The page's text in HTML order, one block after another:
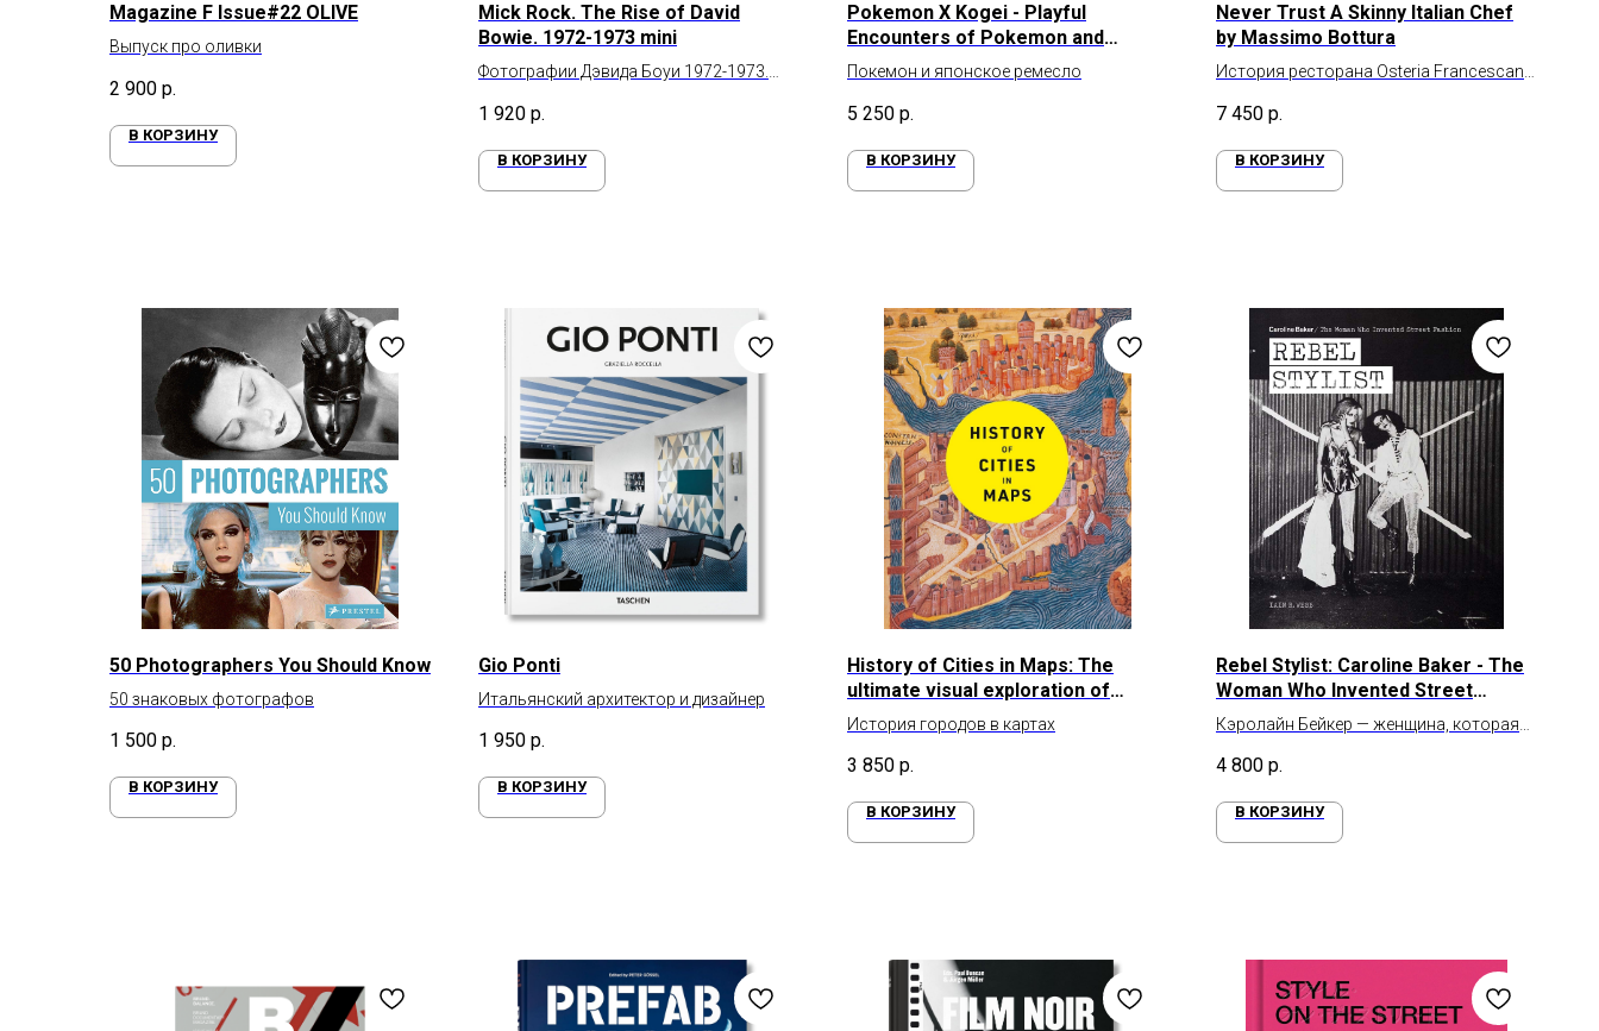
Magazine F Issue#22 OLIVE
Выпуск про оливки
2 900 р.
В КОРЗИНУ
Mick Rock. The Rise of David
Bowie. 1972-1973 mini
Фотографии Дэвида Боуи 1972-1973.
1 920 р.
В КОРЗИНУ
Pokemon X Kogei - Playful
Encounters of Pokemon and
Japanese Craft
Покемон и японское ремесло
5 250 р.
В КОРЗИНУ
Never Trust A Skinny Italian Chef
by Massimo Bottura
История ресторана Osteria Francescana
рецептами
7 450 р.
В КОРЗИНУ
50 Photographers You Should Know
50 знаковых фотографов
1 500 р.
В КОРЗИНУ
Gio Ponti
Итальянский архитектор и дизайнер
1 950 р.
В КОРЗИНУ
History of Cities in Maps: The
ultimate visual exploration of
human civilisation through 70
captivating historical maps
История городов в картах
3 850 р.
В КОРЗИНУ
Rebel Stylist: Caroline Baker - The
Woman Who Invented Street
Fashion
Кэролайн Бейкер — женщина, которая
стиль
4 800 р.
В КОРЗИНУ